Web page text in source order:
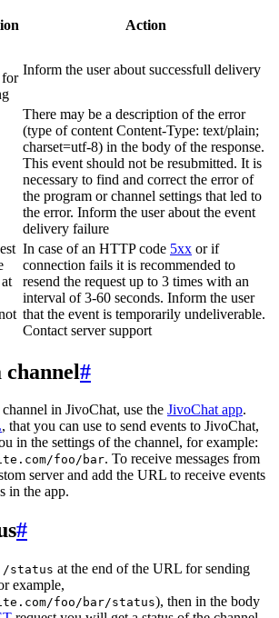
Action
for
Inform the user about successfull delivery
There may be a description of the error
(type of content Content-Type: text/plain;
charset=utf-8) in the body of the response.
This event should not be resubmitted. It is
necessary to find and correct the error of
the program or channel settings that led to
the error. Inform the user about the event
delivery failure
In case of an HTTP code 5xx or if
connection fails it is recommended to
resend the request up to 3 times with an
interval of 3-60 seconds. Inform the user
that the event is temporarily undeliverable.
Contact server support
#
in JivoChat, use the JivoChat app.
, that you can use to send events to JivoChat,
in the settings of the channel, for example:
foo/bar. To receive messages from
server and add the URL to receive events
in the app.
#
/status at the end of the URL for sending
example,
foo/bar/status), then in the body